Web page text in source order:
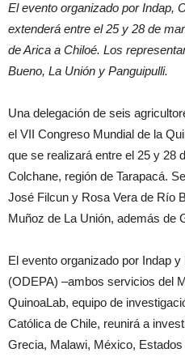
El evento organizado por Indap,
extenderá entre el 25 y 28 de
de Arica a Chiloé. Los
Bueno, La Unión y Panguipulli.
Una delegación de seis
el VII Congreso Mundial de la
que se realizará entre el 25 y 28
Colchane, región de Tarapacá.
José Filcun y Rosa Vera de Río
Muñoz de La Unión, además de
El evento organizado por Indap
(ODEPA) –ambos servicios del
QuinoaLab, equipo de
Católica de Chile, reunirá a
Grecia, Malawi, México,